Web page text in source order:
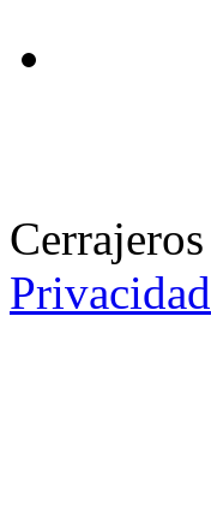
Privacidad